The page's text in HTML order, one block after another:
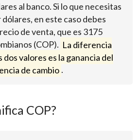
al banco. Si lo que necesitas
en este caso debes
de venta, que es 3175
(COP). La diferencia
valores es la ganancia del
de cambio .
COP?